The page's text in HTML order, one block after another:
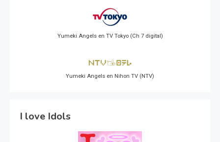
Yumeki Angels en TV Tokyo (Ch 7 digital)
Yumeki Angels en Nihon TV (NTV)
I love Idols